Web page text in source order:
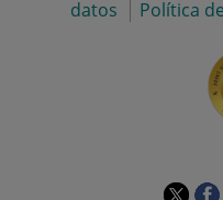
datos
Política
Este